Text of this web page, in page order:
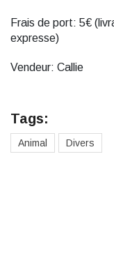
Frais de port: 5€
expresse)
Vendeur: Callie
Tags:
Animal Divers